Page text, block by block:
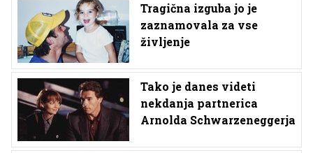
Tragična izguba jo je
zaznamovala za vse
življenje
Tako je danes videti
nekdanja partnerica
Arnolda Schwarzeneggerja